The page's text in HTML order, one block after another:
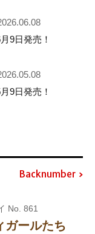
9日発売！
9日発売！
Backnumber
No. 861
ガールたち